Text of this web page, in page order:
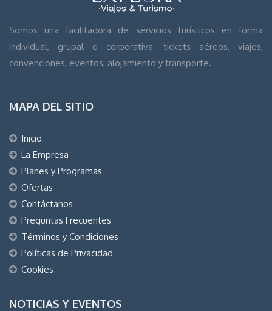
Somos una facilitadora de servicios turísticos en forma
individual, grupal o corporativa: tickets aéreos, viajes,
convenciones, eventos, alojamiento y transporte.
MAPA DEL SITIO
Inicio
La Empresa
Planes y Programas
Ofertas
Contáctanos
Preguntas Frecuentes
Términos y Condiciones
Políticas de Privacidad
Cookies
NOTICIAS Y EVENTOS